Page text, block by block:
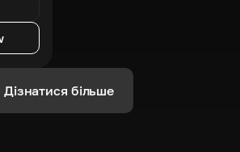
Дізнатися більше